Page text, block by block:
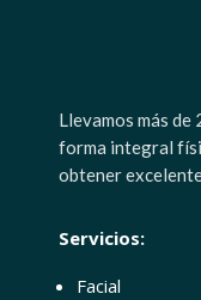
Llevamos más
forma integral
obtener
Servicios:
Facial